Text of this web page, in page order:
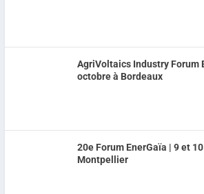
AgriVoltaics Industry Forum
octobre à Bordeaux
20e Forum EnerGaïa | 9 et
Montpellier